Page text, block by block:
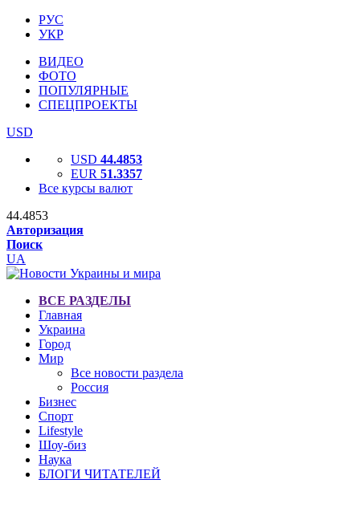
РУС
УКР
ВИДЕО
ФОТО
ПОПУЛЯРНЫЕ
СПЕЦПРОЕКТЫ
USD
USD 44.4853
EUR 51.3357
Все курсы валют
44.4853
Авторизация
Поиск
UA
ВСЕ РАЗДЕЛЫ
Главная
Украина
Город
Мир
Все новости раздела
Россия
Бизнес
Спорт
Lifestyle
Шоу-биз
Наука
БЛОГИ ЧИТАТЕЛЕЙ